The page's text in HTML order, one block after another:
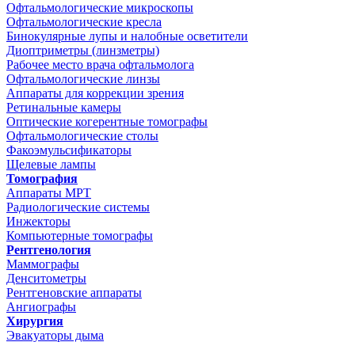
Офтальмологические микроскопы
Офтальмологические кресла
Бинокулярные лупы и налобные осветители
Диоптриметры (линзметры)
Рабочее место врача офтальмолога
Офтальмологические линзы
Аппараты для коррекции зрения
Ретинальные камеры
Оптические когерентные томографы
Офтальмологические столы
Факоэмульсификаторы
Щелевые лампы
Томография
Аппараты МРТ
Радиологические системы
Инжекторы
Компьютерные томографы
Рентгенология
Маммографы
Денситометры
Рентгеновские аппараты
Ангиографы
Хирургия
Эвакуаторы дыма